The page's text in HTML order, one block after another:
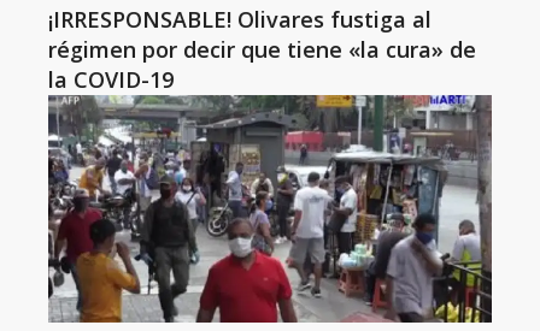
¡IRRESPONSABLE! Olivares fustiga al
régimen por decir que tiene «la cura» de
la COVID-19